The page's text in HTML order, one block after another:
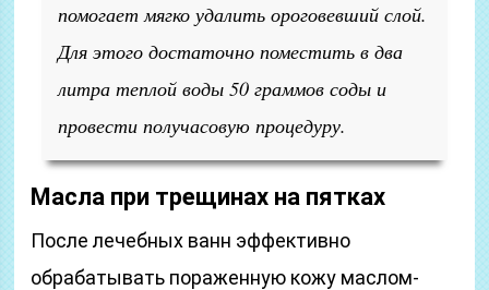
помогает мягко удалить ороговевший слой.
Для этого достаточно поместить в два
литра теплой воды 50 граммов соды и
провести получасовую процедуру.
Масла при трещинах на пятках
После лечебных ванн эффективно
обрабатывать пораженную кожу маслом-